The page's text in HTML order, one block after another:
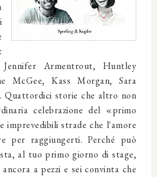
Armentrout, Huntley
McGee, Kass Morgan, Sara
Quattordici storie che altro non
celebrazione del «primo
imprevedibili strade che l'amore
per raggiungerti. Perché può
al tuo primo giorno di stage,
a pezzi e sei convinta che